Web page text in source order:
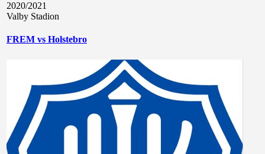
2020/2021
Valby Stadion
FREM vs Holstebro